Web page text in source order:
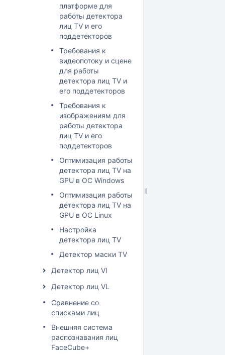
платформе для
работы детектора
лиц TV и его
поддетекторов
Требования к
видеопотоку и сцене
для работы
детектора лиц TV и
его поддетекторов
Требования к
изображениям для
работы детектора
лиц TV и его
поддетекторов
Оптимизация работы
детектора лиц TV на
GPU в ОС Windows
Оптимизация работы
детектора лиц TV на
GPU в ОС Linux
Настройка
детектора лиц TV
Детектор маски TV
Детектор лиц VI
Детектор лиц VL
Сравнение со
списками лиц
Внешняя система
распознавания лиц
FaceCube+